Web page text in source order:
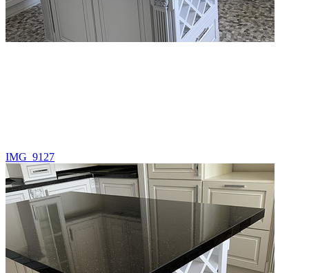
IMG_9127